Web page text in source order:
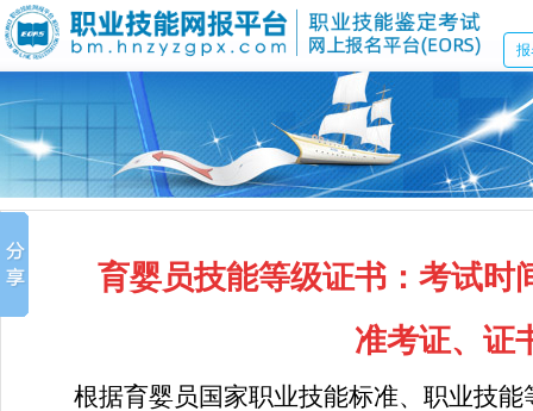
育婴员技能等级证书：考试时
准考证、证
根据育婴员国家职业技能标准、职业技